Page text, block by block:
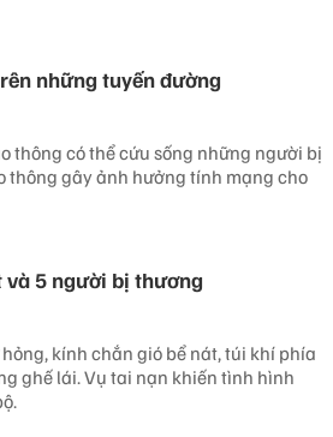
những tuyến đường
thông có thể cứu sống những người bị
thông gây ảnh hưởng tính mạng cho
và 5 người bị thương
kính chắn gió bể nát, túi khí phía
ghế lái. Vụ tai nạn khiến tình hình